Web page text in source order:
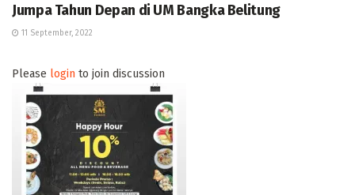
Jumpa Tahun Depan di UM Bangka Belitung
11 September, 2022
Please login to join discussion